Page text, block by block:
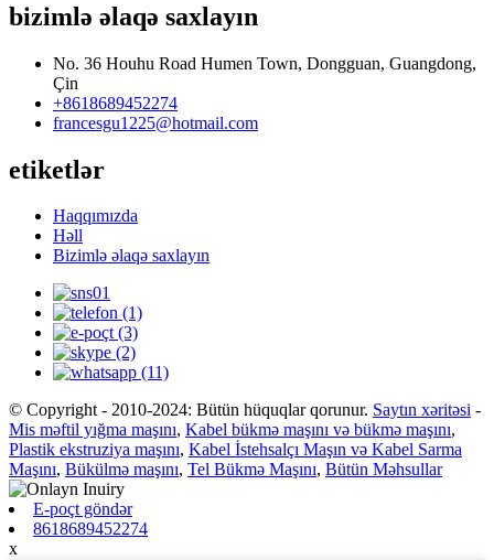
bizimlə əlaqə saxlayın
No. 36 Houhu Road Humen Town, Dongguan, Guangdong,
Çin
+8618689452274
francesgu1225@hotmail.com
etiketlər
Haqqımızda
Həll
Bizimlə əlaqə saxlayın
© Copyright - 2010-2024: Bütün hüquqlar qorunur. Saytın xəritəsi -
Mis məftil yığma maşını, Kabel bükmə maşını və bükmə maşını,
Plastik ekstruziya maşını, Kabel İstehsalçı Maşın və Kabel Sarma
Maşını, Bükülmə maşını, Tel Bükmə Maşını, Bütün Məhsullar
E-poçt göndər
8618689452274
x